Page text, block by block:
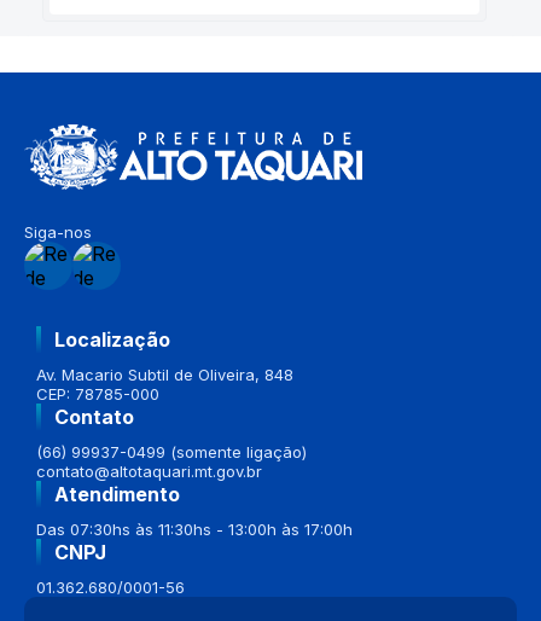
Siga-nos
Localização
Av. Macario Subtil de Oliveira, 848
CEP: 78785-000
Contato
(66) 99937-0499 (somente ligação)
contato@altotaquari.mt.gov.br
Atendimento
Das 07:30hs às 11:30hs - 13:00h às 17:00h
CNPJ
01.362.680/0001-56